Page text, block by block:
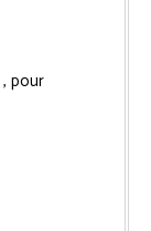
, pour